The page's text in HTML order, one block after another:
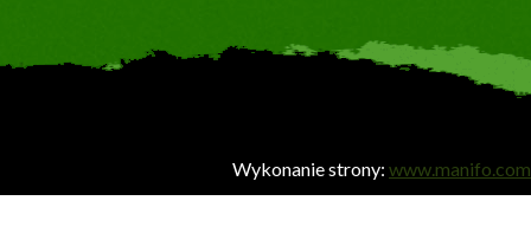
Wykonanie strony: www.manifo.com